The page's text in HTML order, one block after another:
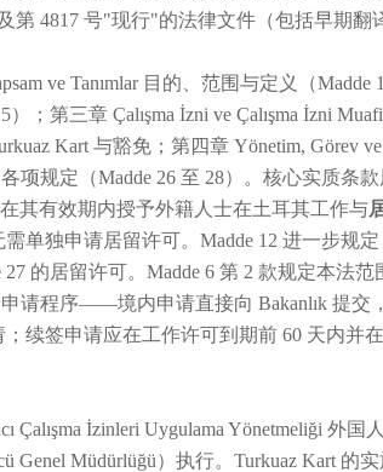
第 4817 号"现行"的法律文件（包括早期翻
ve Tanımlar 目的、范围与定义（Madde
）；第三章 Çalışma İzni ve Çalışma İzni
Kart 与豁免；第四章 Yönetim, Görev
项规定（Madde 26 至 28）。核心实质条
在其有效期内授予外籍人士在土耳其工作与
需单独申请居留许可。Madde 12 进一步规
的居留许可。Madde 6 第 2 款规定本法
请程序——境内申请直接向 Bakanlık 提交
续签申请应在工作许可到期前 60 天内并
Çalışma İzinleri Uygulama Yönetmeliği 外
Genel Müdürlüğü）执行。Turkuaz Kart 的